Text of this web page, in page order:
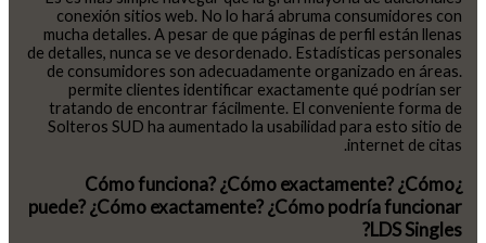
conexión sitios web. No lo hará abruma consumidores con
mucha detalles. A pesar de que páginas de perfil están llenas
de detalles, nunca se ve desordenado. Estadísticas personales
de consumidores son adecuadamente organizado en áreas.
permite clientes identificar exactamente qué podrían ser
tratando de encontrar fácilmente. El conveniente forma de
Solteros SUD ha aumentado la usabilidad para esto sitio de
internet de citas.
¿Cómo funciona? ¿Cómo exactamente? ¿Cómo
puede? ¿Cómo exactamente? ¿Cómo podría funcionar
LDS Singles?